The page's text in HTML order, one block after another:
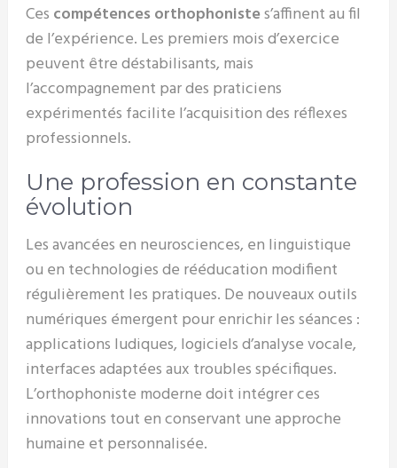
Ces compétences orthophonistes’affinent au fil
de l’expérience. Les premiers mois d’exercice
peuvent être déstabilisants, mais
l’accompagnement par des praticiens
expérimentés facilite l’acquisition des réflexes
professionnels.
Une profession en constante
évolution
Les avancées en neurosciences, en linguistique
ou en technologies de rééducation modifient
régulièrement les pratiques. De nouveaux outils
numériques émergent pour enrichir les séances :
applications ludiques, logiciels d’analyse vocale,
interfaces adaptées aux troubles spécifiques.
L’orthophoniste moderne doit intégrer ces
innovations tout en conservant une approche
humaine et personnalisée.